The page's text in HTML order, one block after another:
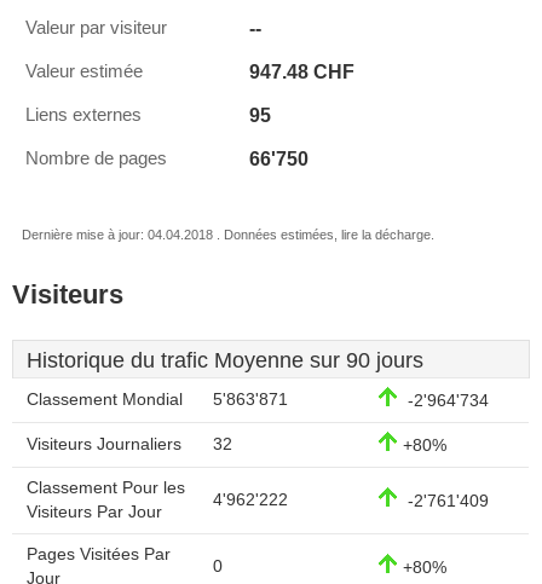
Valeur par visiteur --
Valeur estimée 947.48 CHF
Liens externes 95
Nombre de pages 66'750
Dernière mise à jour: 04.04.2018 . Données estimées, lire la décharge.
Visiteurs
Historique du trafic Moyenne sur 90 jours
Classement Mondial 5'863'871 -2'964'734
Visiteurs Journaliers 32 +80%
Classement Pour les
Visiteurs Par Jour
4'962'222 -2'761'409
Pages Visitées Par
Jour
0 +80%